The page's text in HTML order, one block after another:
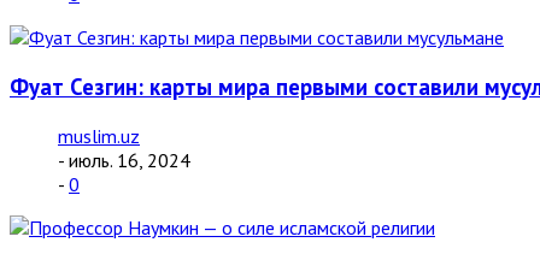
Фуат Сезгин: карты мира первыми составили
muslim.uz
- июль. 16, 2024
- 0